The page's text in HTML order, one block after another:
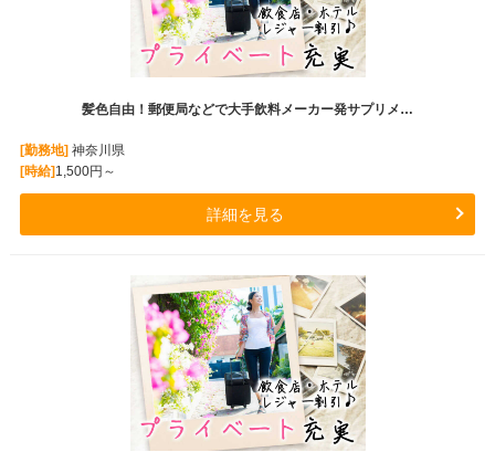
髪色自由！郵便局などで大手飲料メーカー発サプリメ…
[勤務地] 神奈川県
[時給] 1,500円～
詳細を見る